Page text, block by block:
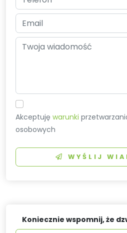
Akceptujęwarunki
osobowych
WYŚLIJ
Koniecznie wspomnij, że